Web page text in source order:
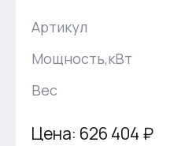
Артикул
Мощность,кВт
Вес
Цена: 626 404 ₽